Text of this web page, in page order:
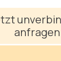
anfragen